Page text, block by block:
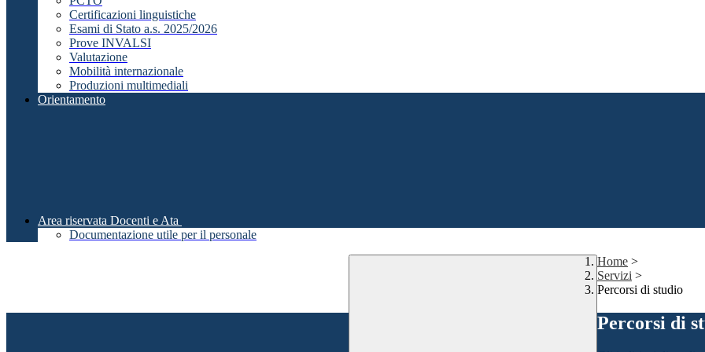
Certificazioni linguistiche
Esami di Stato a.s. 2025/2026
Prove INVALSI
Valutazione
Mobilità internazionale
Produzioni multimediali
Orientamento
Area riservata Docenti e Ata
Documentazione utile per il personale
Home >
Servizi >
Percorsi di studio
Percorsi di